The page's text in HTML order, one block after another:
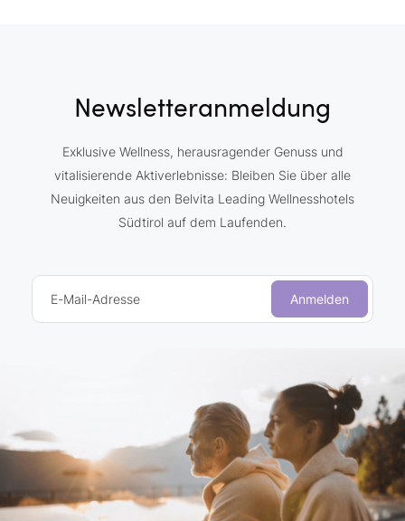
Newsletteranmeldung
Exklusive Wellness, herausragender Genuss und
vitalisierende Aktiverlebnisse: Bleiben Sie über alle
Neuigkeiten aus den Belvita Leading Wellnesshotels
Südtirol auf dem Laufenden.
E-Mail-Adresse Anmelden